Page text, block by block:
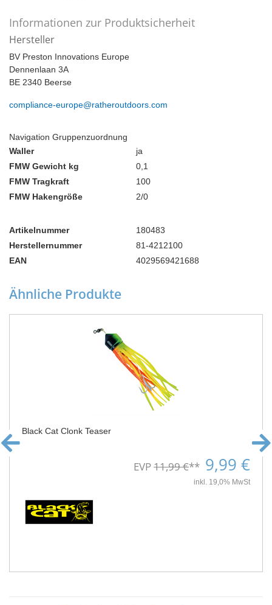
Informationen zur Produktsicherheit
Hersteller
BV Preston Innovations Europe
Dennenlaan 3A
BE 2340 Beerse
compliance-europe@ratheroutdoors.com
Navigation Gruppenzuordnung
Waller
ja
FMW Gewicht kg
0,1
FMW Tragkraft
100
FMW Hakengröße
2/0
Artikelnummer
180483
Herstellernummer
81-4212100
EAN
4029569421688
Ähnliche Produkte
Black Cat Clonk Teaser
EVP11,99 €** 9,99 €
inkl. 19,0% MwSt